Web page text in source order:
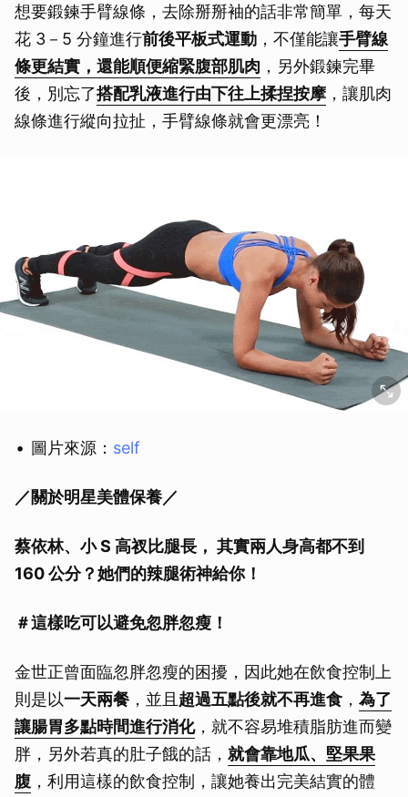
想要鍛鍊手臂線條，去除掰掰袖的話非常簡單，每天
花 3－5 分鐘進行前後平板式運動 ，不僅能讓手臂線
條更結實，還能順便縮緊腹部肌肉 ，另外鍛鍊完畢
後，別忘了搭配乳液進行由下往上揉捏按摩，讓肌肉
線條進行縱向拉扯，手臂線條就會更漂亮！
圖片來源： self
／關於明星美體保養／
蔡依林、小 S 高衩比腿長， 其實兩人身高都不到
160 公分？她們的辣腿術神給你！
＃這樣吃可以避免忽胖忽瘦！
金世正曾面臨忽胖忽瘦的困擾，因此她在飲食控制上
則是以一天兩餐 ，並且 超過五點後就不再進食 ， 為了
讓腸胃多點時間進行消化，就不容易堆積脂肪進而變
胖，另外若真的肚子餓的話， 就會靠地瓜、堅果果
腹 ，利用這樣的飲食控制，讓她養出完美結實的體